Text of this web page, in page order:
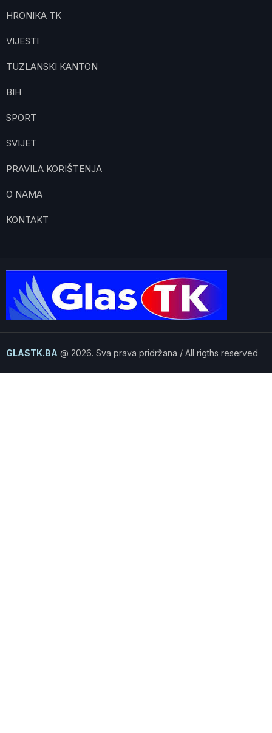
HRONIKA TK
VIJESTI
TUZLANSKI KANTON
BIH
SPORT
SVIJET
PRAVILA KORIŠTENJA
O NAMA
KONTAKT
GLASTK.BA @ 2026. Sva prava pridržana / All rigths reserved